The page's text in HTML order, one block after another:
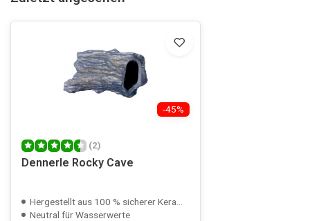
-45%
(2)
Dennerle Rocky Cave
Hergestellt aus 100 % sicherer Keramik
Neutral für Wasserwerte